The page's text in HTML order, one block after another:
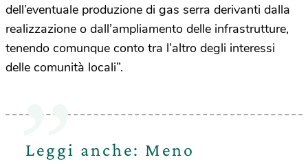
dell’eventuale produzione di gas serra derivanti dalla
realizzazione o dall’ampliamento delle infrastrutture,
tenendo comunque conto tra l’altro degli interessi
delle comunità locali”.
Leggi anche: Meno